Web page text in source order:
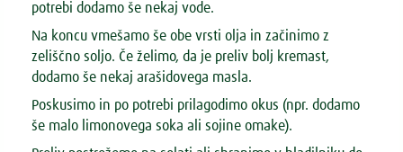
potrebi dodamo še nekaj vode.
Na koncu vmešamo še obe vrsti olja in začinimo z
zeliščno soljo. Če želimo, da je preliv bolj kremast,
dodamo še nekaj arašidovega masla.
Poskusimo in po potrebi prilagodimo okus (npr. dodamo
še malo limonovega soka ali sojine omake).